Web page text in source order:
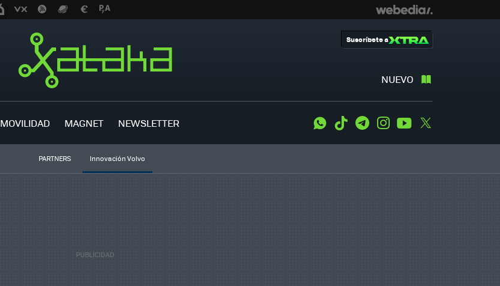
NUEVO
Suscríbete a
MOVILIDAD MAGNET NEWSLETTER WhatsApp
Tiktok TelegramInstagramYoutube
PARTNERS Innovación Volvo